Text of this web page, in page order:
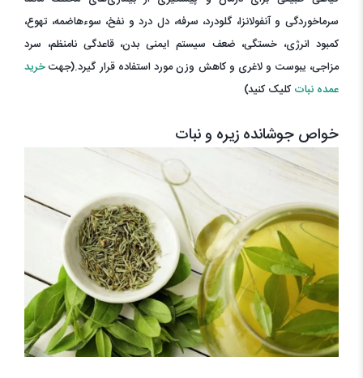
سرماخوردگی و آنفولانزا، گلودرد، سرفه، دل درد و نفخ، سوءهاضمه، تهوع،
کمبود انرژی، خستگی، ضعف سیستم ایمنی بدن، قاعدگی نامنظم، سرد
مزاجی، یبوست و لاغری و کاهش وزن مورد استفاده قرار گیرد.(جهتخرید
عمده نبات کلیک کنید)
خواص جوشانده زیره و نبات